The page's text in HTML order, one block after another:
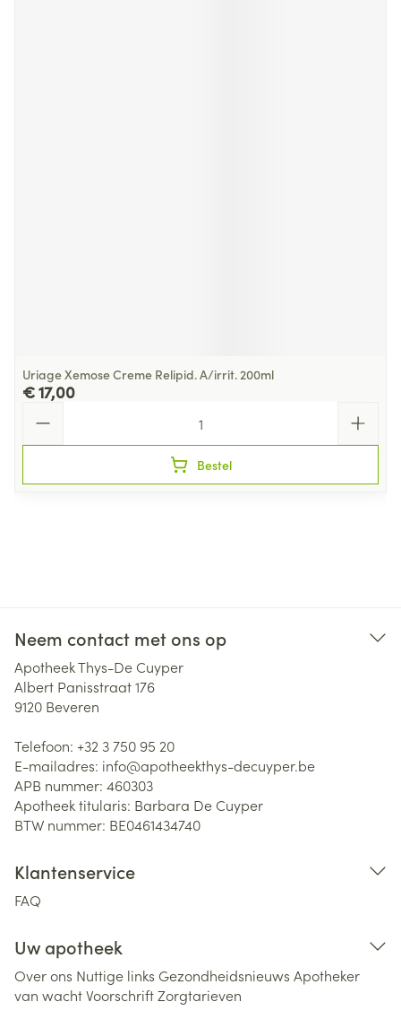
Uriage Xemose Creme Relipid. A/irrit. 200ml
€ 17,00
Bestel
Neem contact met ons op
Apotheek Thys-De Cuyper
Albert Panisstraat 176
9120 Beveren
Telefoon: +32 3 750 95 20
E-mailadres: info@apotheekthys-decuyper.be
APB nummer: 460303
Apotheek titularis: Barbara De Cuyper
BTW nummer: BE0461434740
Klantenservice
FAQ
Uw apotheek
Over ons Nuttige links Gezondheidsnieuws Apotheker
van wachtVoorschriftZorgtarieven